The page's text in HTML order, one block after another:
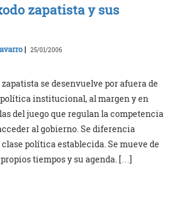
zapatista y sus
| 25/01/2006
se desenvuelve por afuera de
política institucional, al margen y en
del juego que regulan la competencia
al gobierno. Se diferencia
política establecida. Se mueve de
tiempos y su agenda. […]